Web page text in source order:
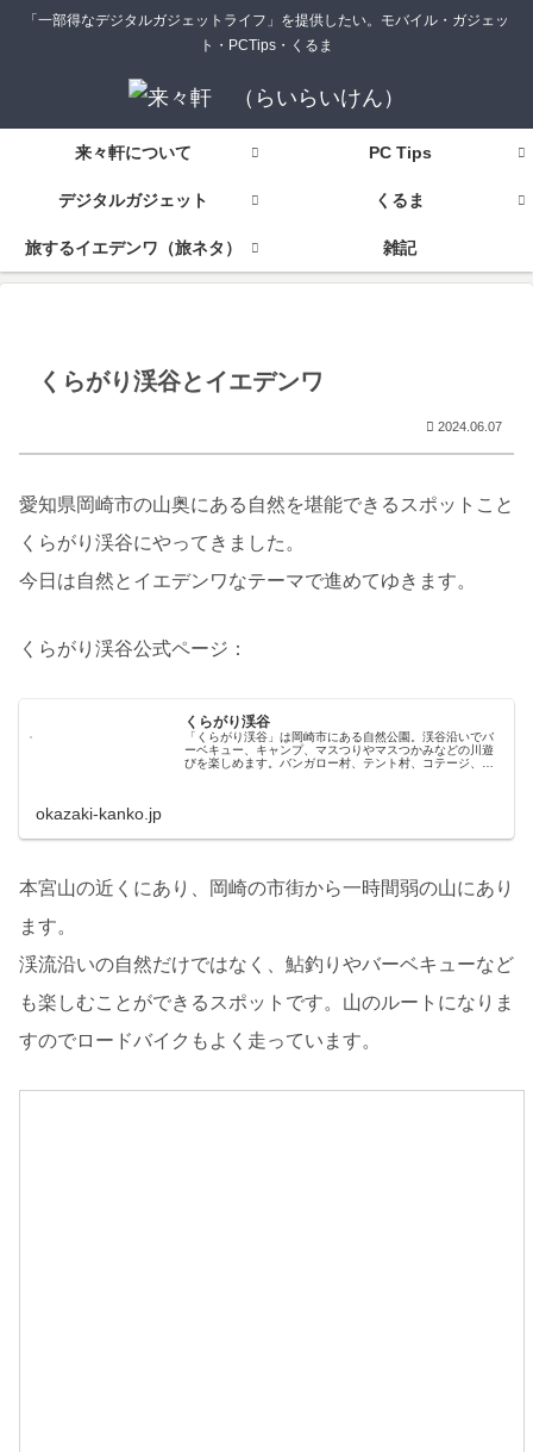
「一部得なデジタルガジェットライフ」を提供したい。モバイル・ガジェッ
ト・PCTips・くるま
来々軒について PC Tips
デジタルガジェット くるま
旅するイエデンワ（旅ネタ） 雑記
くらがり渓谷とイエデンワ
2024.06.07
愛知県岡崎市の山奥にある自然を堪能できるスポットこと
くらがり渓谷にやってきました。
今日は自然とイエデンワなテーマで進めてゆきます。
くらがり渓谷公式ページ：
くらがり渓谷
「くらがり渓谷」は岡崎市にある自然公園。渓谷沿いでバ
ーベキュー、キャンプ、マスつりやマスつかみなどの川遊
びを楽しめます。バンガロー村、テント村、コテージ、ロ
okazaki-kanko.jp
本宮山の近くにあり、岡崎の市街から一時間弱の山にあり
ます。
渓流沿いの自然だけではなく、鮎釣りやバーベキューなど
も楽しむことができるスポットです。山のルートになりま
すのでロードバイクもよく走っています。